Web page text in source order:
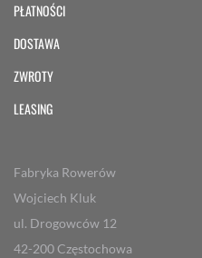
PŁATNOŚCI
DOSTAWA
ZWROTY
LEASING
Fabryka Rowerów
Wojciech Kluk
ul. Drogowców 12
42-200 Częstochowa